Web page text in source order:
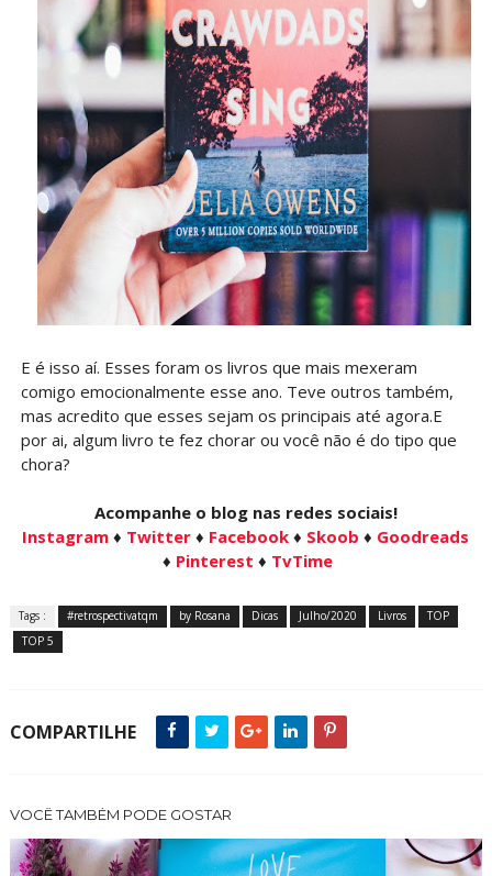
E é isso aí. Esses foram os livros que mais mexeram
comigo emocionalmente esse ano. Teve outros também,
mas acredito que esses sejam os principais até agora.E
por ai, algum livro te fez chorar ou você não é do tipo que
chora?
Acompanhe o blog nas redes sociais!
Instagram ♦ Twitter ♦ Facebook ♦ Skoob ♦ Goodreads
♦ Pinterest ♦ TvTime
Tags : #retrospectivatqm by Rosana Dicas Julho/2020 Livros
TOP
TOP 5
COMPARTILHE
VOCÊ TAMBÉM PODE GOSTAR